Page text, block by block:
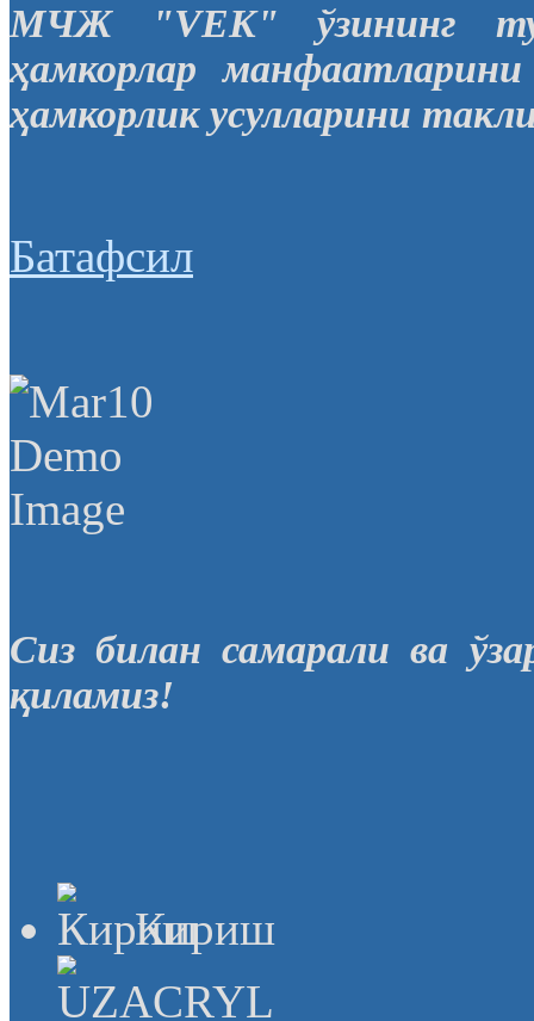
МЧЖ "VEK" ўзининг
ҳамкорлар
ҳамкорлик усулларини
Батафсил
Сиз билан самарали ва
қиламиз!
Кириш